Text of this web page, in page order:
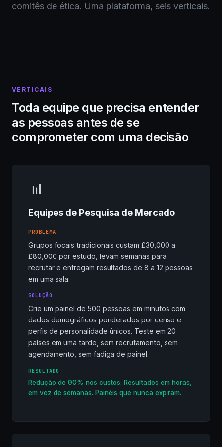
comitês de ética. Uma plataforma, seis verticais.
VERTICAIS
Toda equipe que precisa entender
as pessoas antes de se
comprometer com uma decisão
📊
Equipes de Pesquisa de Mercado
PROBLEMA
Grupos focais tradicionais custam £30,000 a
£80,000 por estudo, levam semanas para
recrutar e entregam resultados de 8 a 12 pessoas
em uma sala.
SOLUÇÃO
Crie um painel de 500 pessoas em minutos com
dados demográficos ponderados por censo e
perfis de personalidade únicos. Teste em 20
países em uma tarde, sem recrutamento, sem
agendamento, sem fadiga de painel.
RESULTADO
Redução de 90% nos custos. Resultados em horas,
em vez de semanas. Painéis que nunca expiram.